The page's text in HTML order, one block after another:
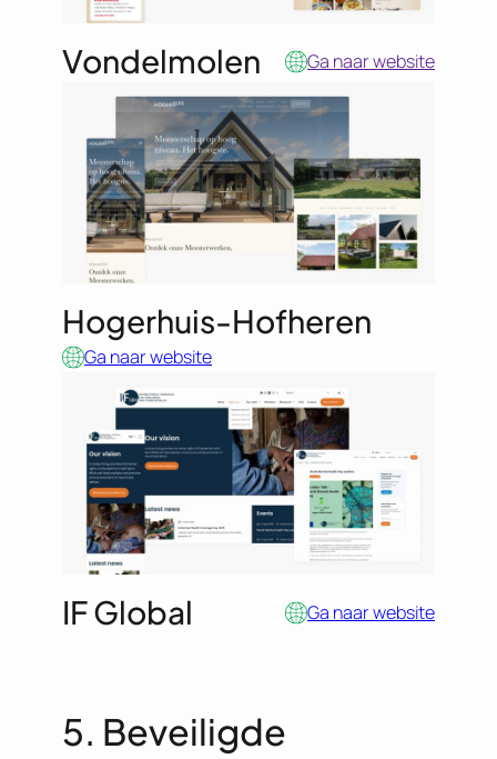
Vondelmolen Ga naar website
Hogerhuis-Hofheren
Ga naar website
IF Global Ga naar website
5. Beveiligde